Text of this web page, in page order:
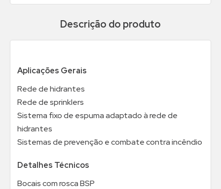
Descrição do produto
Aplicações Gerais
Rede de hidrantes
Rede de sprinklers
Sistema fixo de espuma adaptado à rede de
hidrantes
Sistemas de prevenção e combate contra incêndio
Detalhes Técnicos
Bocais com rosca BSP